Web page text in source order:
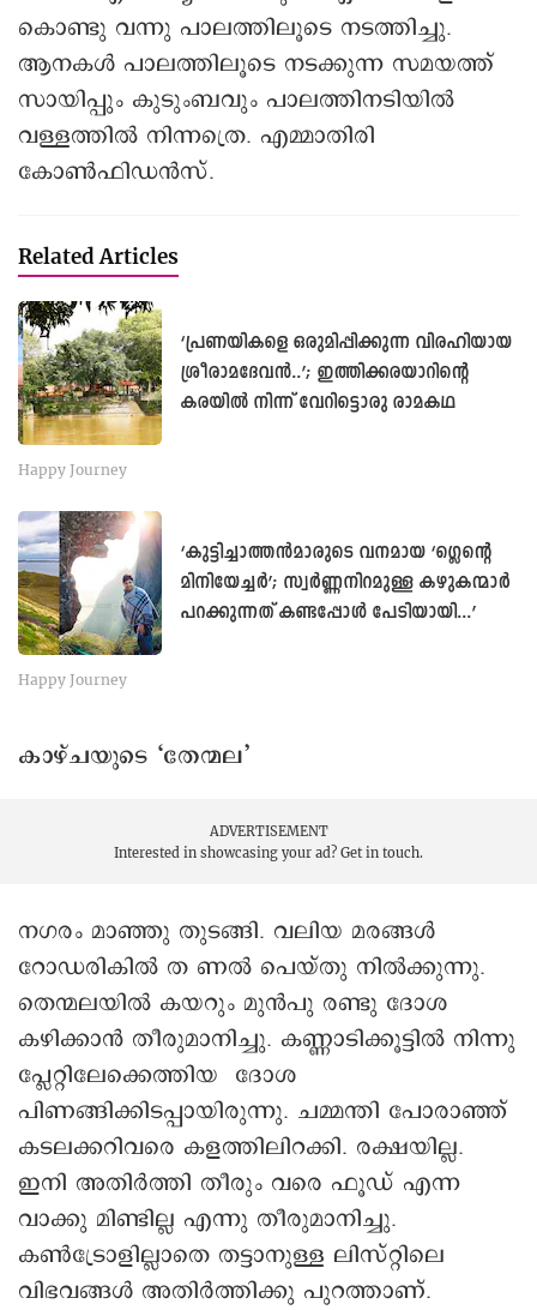
കൊണ്ടു വന്നു പാലത്തിലൂടെ നടത്തിച്ചു.
ആനകൾ പാലത്തിലൂടെ നടക്കുന്ന സമയത്ത്
സായിപ്പും കുടുംബവും പാലത്തിനടിയിൽ
വള്ളത്തിൽ നിന്നത്രെ. എമ്മാതിരി
കോൺഫിഡൻസ്.
Related Articles
‘പ്രണയികളെ ഒരുമിപ്പിക്കുന്ന വിരഹിയായ
ശ്രീരാമദേവന്‍..’; ഇത്തിക്കരയാറിന്റെ
കരയിൽ നിന്ന് വേറിട്ടൊരു രാമകഥ
Happy Journey
‘കുട്ടിച്ചാത്തൻമാരുടെ വനമായ ‘ഗ്ലെന്റെ
മിനിയേച്ചര്‍’; സ്വർണ്ണനിറമുള്ള കഴുകന്മാർ
പറക്കുന്നത് കണ്ടപ്പോൾ പേടിയായി...’
Happy Journey
കാഴ്ചയുടെ ‘തേന്മല’
ADVERTISEMENT
Interested in showcasing your ad? Get in touch.
നഗരം മാഞ്ഞു തുടങ്ങി. വലിയ മരങ്ങൾ
റോഡരികിൽ ത ണൽ പെയ്തു നിൽക്കുന്നു.
െതന്മലയില്‍ കയറും മുൻപു രണ്ടു ദോശ
കഴിക്കാൻ തീരുമാനിച്ചു. കണ്ണാടിക്കൂട്ടിൽ നിന്നു
പ്ലേറ്റിലേക്കെത്തിയ ദോശ
പിണങ്ങിക്കിടപ്പായിരുന്നു. ചമ്മന്തി പോരാഞ്ഞ്
കടലക്കറിവരെ കളത്തിലിറക്കി. രക്ഷയില്ല.
ഇനി അതിര്‍ത്തി തീരും വരെ ഫൂഡ് എന്ന
വാക്കു മിണ്ടില്ല എന്നു തീരുമാനിച്ചു.
കൺട്രോളില്ലാതെ തട്ടാനുള്ള ലിസ്റ്റിലെ
വിഭവങ്ങൾ അതിർത്തിക്കു പുറത്താണ്.